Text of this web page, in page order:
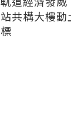
站共構大樓
標